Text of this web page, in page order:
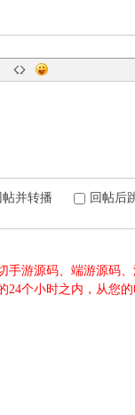
帖并转播 回帖后
手游源码、端游源码
24个小时之内，从您